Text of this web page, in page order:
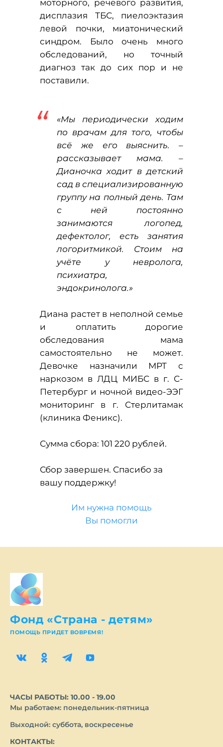
моторного, речевого развития,
дисплазия ТБС, пиелоэктазия
левой почки, миатонический
синдром. Было очень много
обследований, но точный
диагноз так до сих пор и не
поставили.
«Мы периодически ходим
по врачам для того, чтобы
всё же его выяснить. –
рассказывает мама. –
Дианочка ходит в детский
сад в специализированную
группу на полный день. Там
с ней постоянно
занимаются логопед,
дефектолог, есть занятия
логоритмикой. Стоим на
учёте у невролога,
психиатра,
эндокринолога.»
Диана растет в неполной семье
и оплатить дорогие
обследования мама
самостоятельно не может.
Девочке назначили МРТ с
наркозом в ЛДЦ МИБС в г. С-
Петербург и ночной видео-ЭЭГ
мониторинг в г. Стерлитамак
(клиника Феникс).
Сумма сбора: 101 220 рублей.
Сбор завершен. Спасибо за
вашу поддержку!
Им нужна помощь
Вы помогли
Фонд «Страна - детям»
ПОМОЩЬ ПРИДЕТ ВОВРЕМЯ!
ЧАСЫ РАБОТЫ: 10.00 - 19.00
Мы работаем: понедельник-пятница
Выходной: суббота, воскресенье
КОНТАКТЫ: